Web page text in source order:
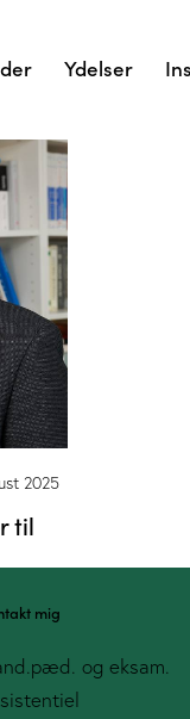
Ydelser
2025
til
mig
og eksam.